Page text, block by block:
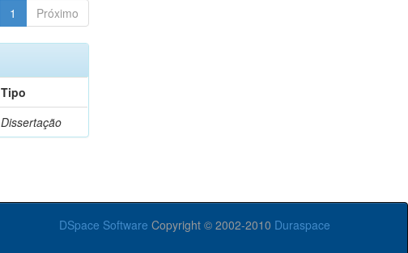
1 Próximo
Tipo
Dissertação
DSpace Software Copyright © 2002-2010 Duraspace